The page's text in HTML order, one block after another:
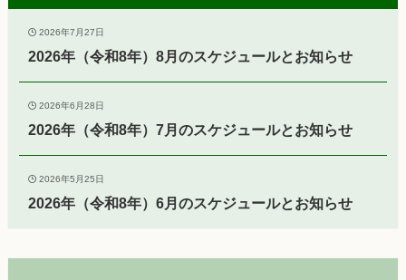
2026年7月27日
2026年（令和8年）8月のスケジュールとお知らせ
2026年6月28日
2026年（令和8年）7月のスケジュールとお知らせ
2026年5月25日
2026年（令和8年）6月のスケジュールとお知らせ